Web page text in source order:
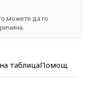
можете да го
таблицаПомощ